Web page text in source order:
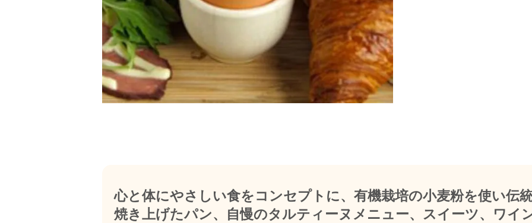
心と体にやさしい食をコンセプトに、有機栽培の小麦粉を使い伝
焼き上げたパン、自慢のタルティーヌメニュー、スイーツ、ワイ